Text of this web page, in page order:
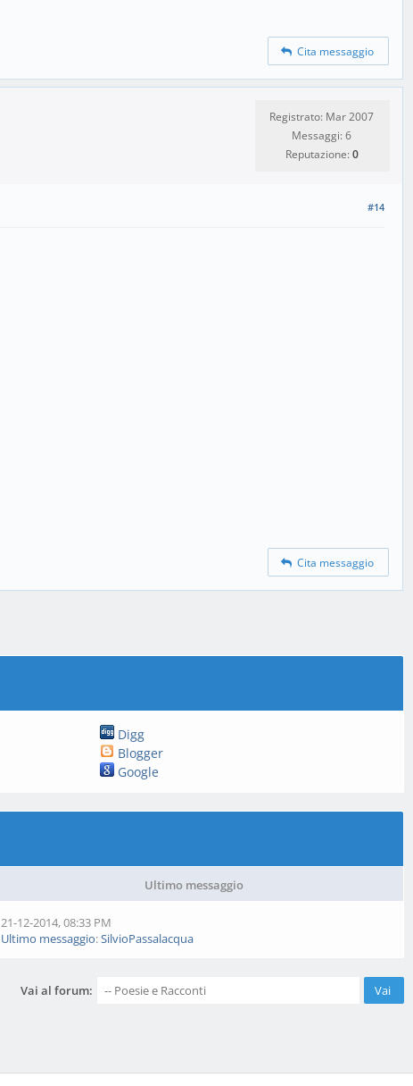
Cita messaggio
Registrato: Mar 2007
Messaggi: 6
Reputazione: 0
#14
Cita messaggio
Digg
Blogger
Google
Ultimo messaggio
21-12-2014, 08:33 PM
Ultimo messaggio:SilvioPassalacqua
Vai al forum: